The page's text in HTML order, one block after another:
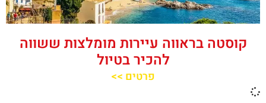
קוסטה בראווה עיירות מומלצות ששווה
להכיר בטיול
פרטים >>